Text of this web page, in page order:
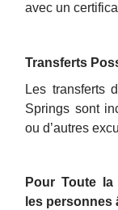
avec un
Transferts
Les transferts
Springs sont
ou d’autres
Pour Toute
les personnes